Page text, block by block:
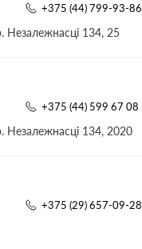
+375 (44) 799-93-86
134, 25
+375 (44) 599 67 08
134, 2020
+375 (29) 657-09-28